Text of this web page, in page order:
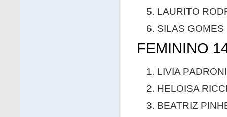
LAURITO
SILAS
FEMININO
LIVIA
HELOISA
BEATRIZ